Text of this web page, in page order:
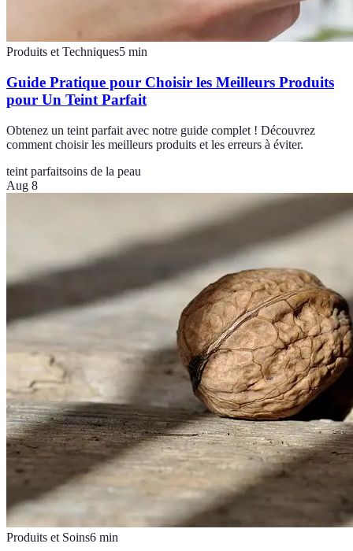
Produits et Techniques5 min
Guide Pratique pour Choisir les Meilleurs Produits
pour Un Teint Parfait
Obtenez un teint parfait avec notre guide complet ! Découvrez
comment choisir les meilleurs produits et les erreurs à éviter.
teint parfaitsoins de la peau
Aug 8
Produits et Soins6 min